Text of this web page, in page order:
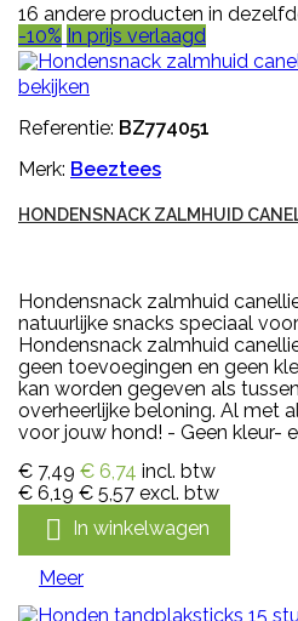
16 andere producten in
-10% In prijs verlaagd
bekijken
Referentie: BZ774051
Merk: Beeztees
HONDENSNACK ZALMHUID
Hondensnack zalmhuid
natuurlijke snacks speciaal
Hondensnack zalmhuid
geen toevoegingen en geen
kan worden gegeven als
overheerlijke beloning. Al met
voor jouw hond! - Geen kleur-
€ 7,49 € 6,74 incl. btw
€ 6,19 € 5,57 excl. btw
 In winkelwagen
Meer